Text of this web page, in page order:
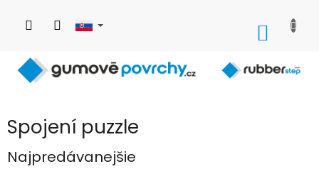
obsah
Spojení puzzle
Najpredávanejšie